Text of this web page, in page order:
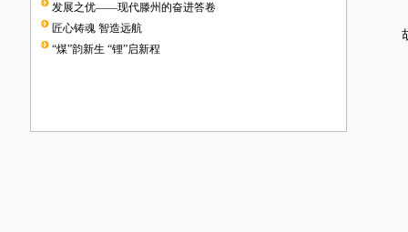
发展之优——现代滕州的奋进答卷
匠心铸魂 智造远航
“煤”韵新生 “锂”启新程
胡